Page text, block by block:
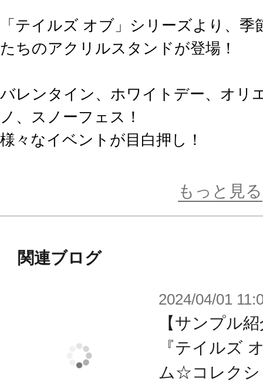
「テイルズ オブ」シリーズより、
たちのアクリルスタンドが登場！
バレンタイン、ホワイトデー、オリ
ノ、スノーフェス！
様々なイベントが目白押し！
全11種、オープンパッケージ。
※画像は開発中のイメージです。実
※本商品はコトブキヤショップ、ア
※商品は別売りです。セット販売品
もっと見る
関連ブログ
2024/04/01
【サンプル
『テイルズ
ム☆コレクシ